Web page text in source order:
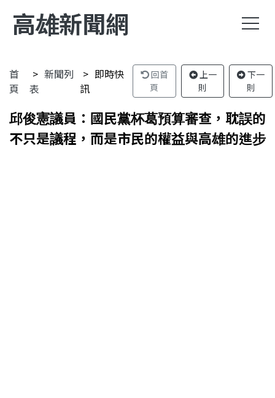
高雄新聞網
首
頁
新聞列
表
即時快
訊
回首
頁
上一
則
下一
則
邱俊憲議員：國民黨杯葛預算審查，耽誤的
不只是議程，而是市民的權益與高雄的進步